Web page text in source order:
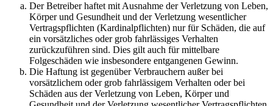
Der Betreiber haftet mit Ausnahme der Verletzung von Leben,
Körper und Gesundheit und der Verletzung wesentlicher
Vertragspflichten (Kardinalpflichten) nur für Schäden, die auf
ein vorsätzliches oder grob fahrlässiges Verhalten
zurückzuführen sind. Dies gilt auch für mittelbare
Folgeschäden wie insbesondere entgangenen Gewinn.
Die Haftung ist gegenüber Verbrauchern außer bei
vorsätzlichem oder grob fahrlässigem Verhalten oder bei
Schäden aus der Verletzung von Leben, Körper und